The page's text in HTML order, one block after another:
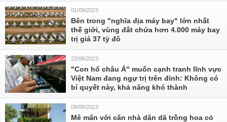
01/09/2023
Bên trong "nghĩa địa máy bay" lớn nhất
thế giới, vùng đất chứa hơn 4.000 máy bay
trị giá 37 tỷ đô
22/08/2023
"Con hổ châu Á" muốn cạnh tranh lĩnh vực
Việt Nam đang ngự trị trên đỉnh: Không có
bí quyết này, khả năng khó thành
08/08/2023
Mê mẩn với căn nhà dân dã trồng hoa cỏ